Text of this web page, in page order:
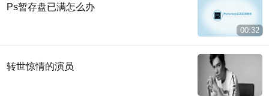
Ps暂存盘已满怎么办
00:32
转世惊情的演员